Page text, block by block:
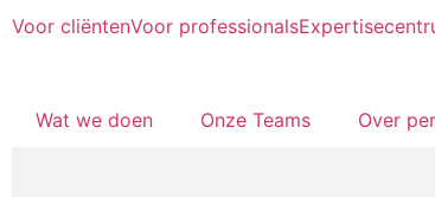
Voor cliëntenVoor professionals
Wat we doen Onze Teams Over